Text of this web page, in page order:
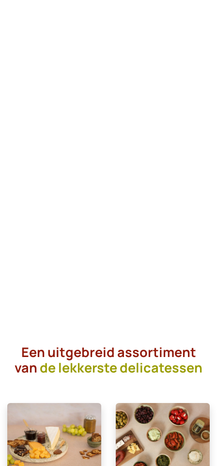
Een uitgebreid assortiment
vande lekkerste delicatessen